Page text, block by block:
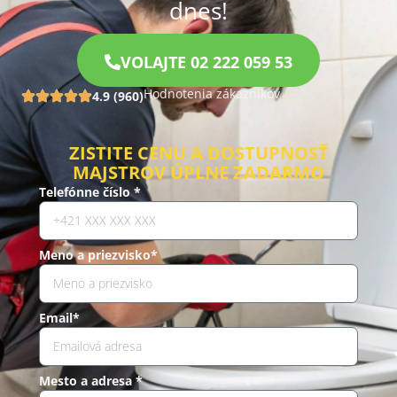
dnes!
VOLAJTE 02 222 059 53
4.9 (960)Hodnotenia zákazníkov
ZISTITE CENU A DOSTUPNOSŤ
MAJSTROV ÚPLNE ZADARMO
Telefónne číslo *
Meno a priezvisko*
Email*
Mesto a adresa *